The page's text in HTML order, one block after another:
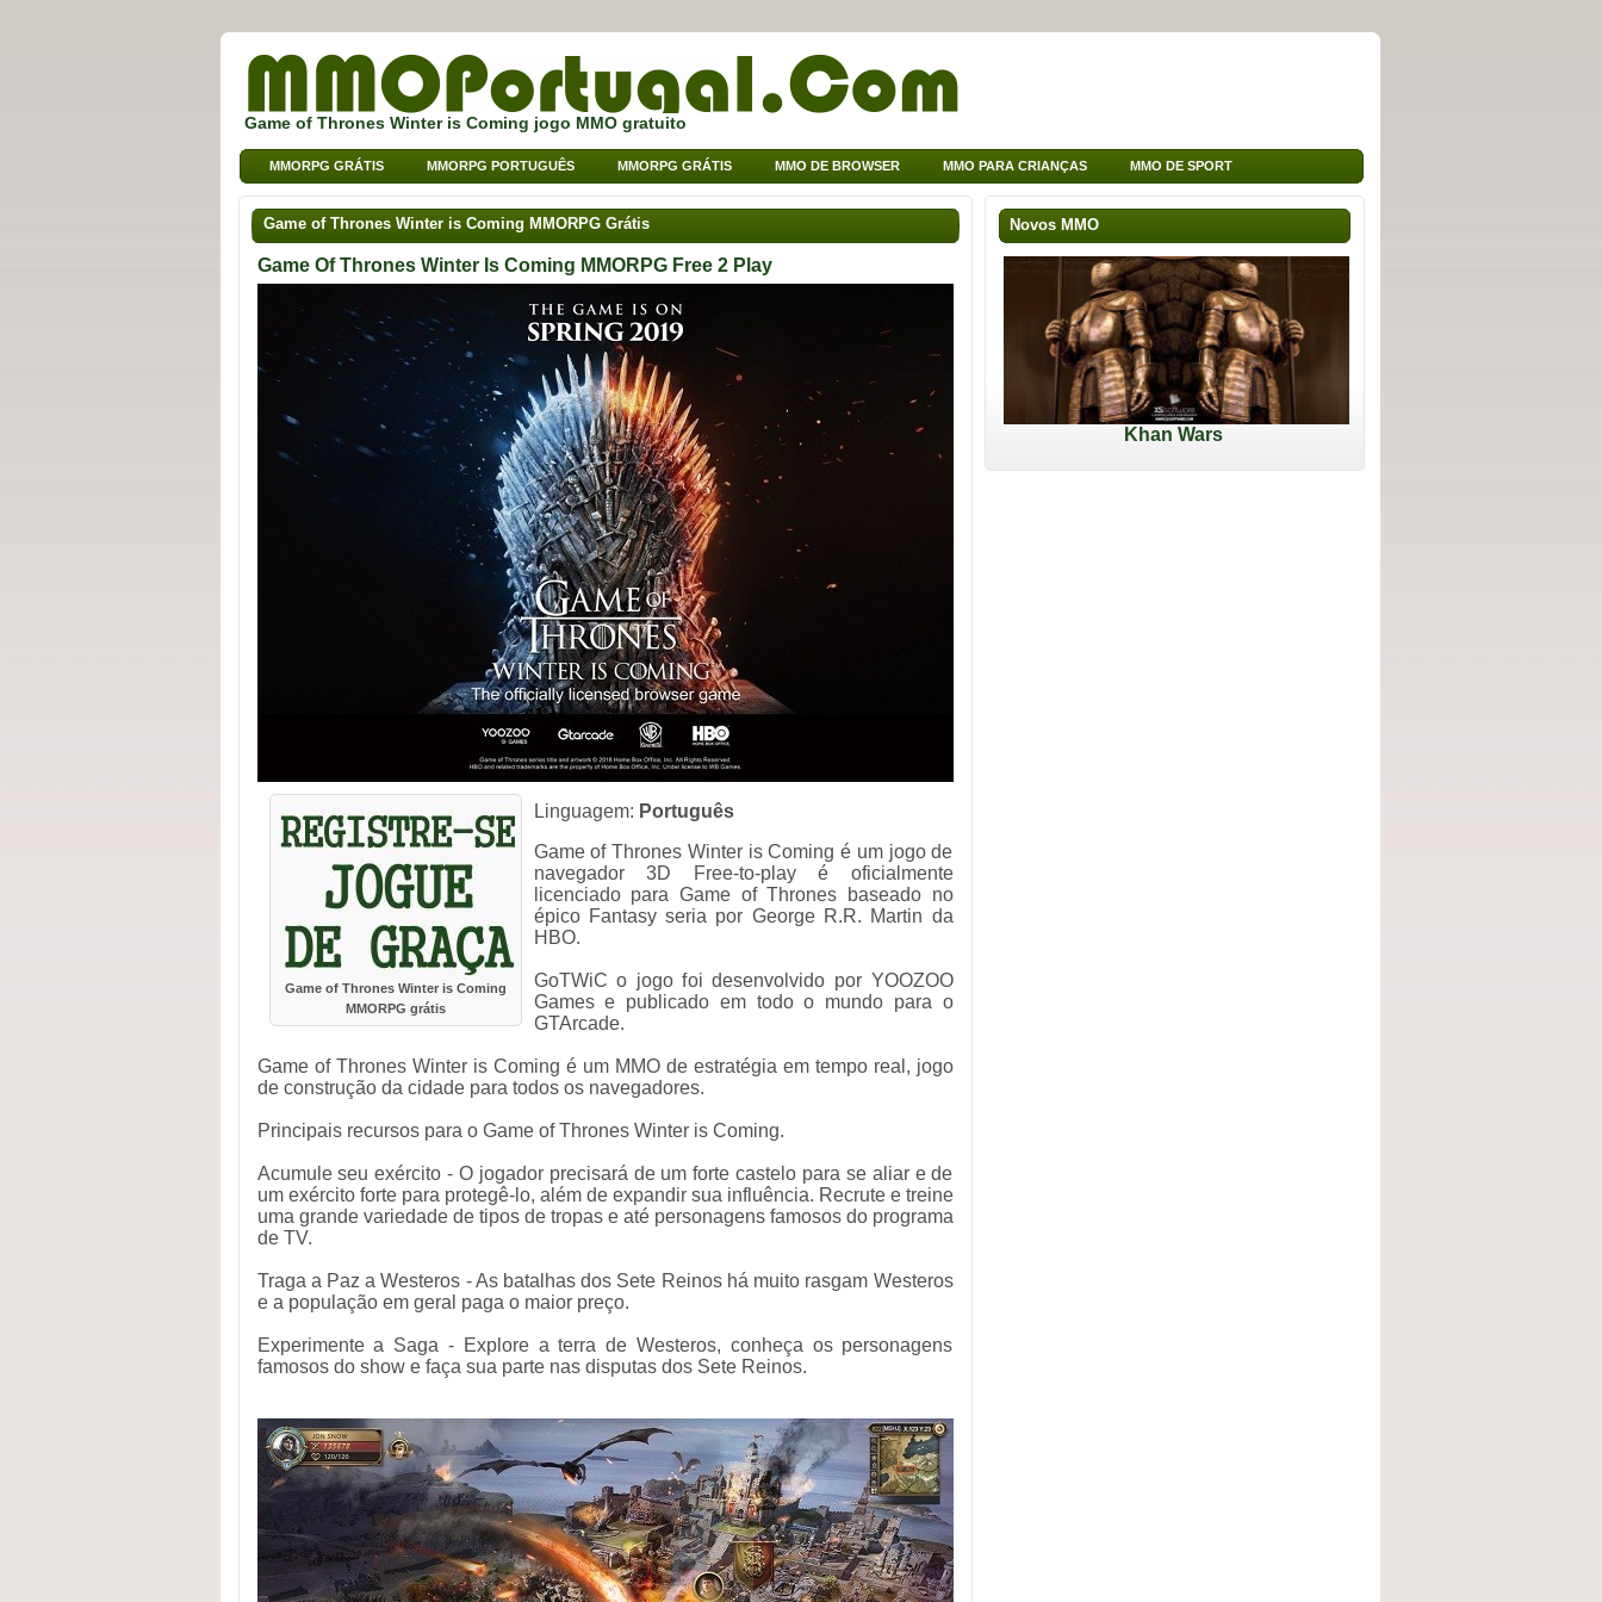
Game of Thrones Winter is Coming jogo MMO gratuito
MMORPG GRÁTIS MMORPG PORTUGUÊS MMORPG GRÁTIS MMO DE BROWSER MMO PARA CRIANÇAS MMO DE SPORT
Game of Thrones Winter is Coming MMORPG Grátis
Game Of Thrones Winter Is Coming MMORPG Free 2 Play
Game of Thrones Winter is Coming
MMORPG grátis
Linguagem: Português
Game of Thrones Winter is Coming é um jogo de
navegador 3D Free-to-play é oficialmente
licenciado para Game of Thrones baseado no
épico Fantasy seria por George R.R. Martin da
HBO.
GoTWiC o jogo foi desenvolvido por YOOZOO
Games e publicado em todo o mundo para o
GTArcade.
Game of Thrones Winter is Coming é um MMO de estratégia em tempo real, jogo
de construção da cidade para todos os navegadores.
Principais recursos para o Game of Thrones Winter is Coming.
Acumule seu exército - O jogador precisará de um forte castelo para se aliar e de
um exército forte para protegê-lo, além de expandir sua influência. Recrute e treine
uma grande variedade de tipos de tropas e até personagens famosos do programa
de TV.
Traga a Paz a Westeros - As batalhas dos Sete Reinos há muito rasgam Westeros
e a população em geral paga o maior preço.
Experimente a Saga - Explore a terra de Westeros, conheça os personagens
famosos do show e faça sua parte nas disputas dos Sete Reinos.
Novos MMO
Khan Wars